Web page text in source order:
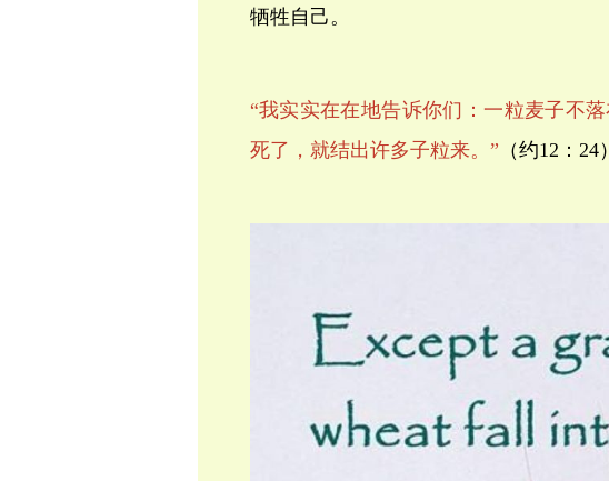
牺牲自己。
“我实实在在地告诉你们：一粒麦子不
死了，就结出许多子粒来。” （约12：24）